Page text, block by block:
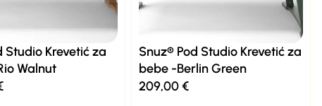
Studio Krevetić za
Walnut
Snuz® Pod Studio Krevetić za
bebe -Berlin Green
209,00€